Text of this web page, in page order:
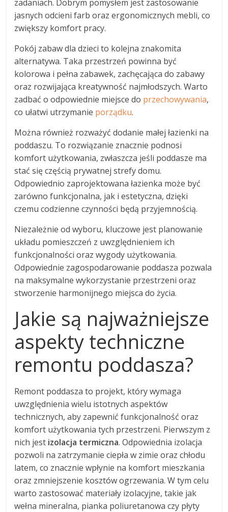
zadaniach. Dobrym pomysłem jest zastosowanie
jasnych odcieni farb oraz ergonomicznych mebli, co
zwiększy komfort pracy.
Pokój zabaw dla dzieci to kolejna znakomita
alternatywa. Taka przestrzeń powinna być
kolorowa i pełna zabawek, zachęcająca do zabawy
oraz rozwijająca kreatywność najmłodszych. Warto
zadbać o odpowiednie miejsce do przechowywania,
co ułatwi utrzymanie porządku.
Można również rozważyć dodanie małej łazienki na
poddaszu. To rozwiązanie znacznie podnosi
komfort użytkowania, zwłaszcza jeśli poddasze ma
stać się częścią prywatnej strefy domu.
Odpowiednio zaprojektowana łazienka może być
zarówno funkcjonalna, jak i estetyczna, dzięki
czemu codzienne czynności będą przyjemnością.
Niezależnie od wyboru, kluczowe jest planowanie
układu pomieszczeń z uwzględnieniem ich
funkcjonalności oraz wygody użytkowania.
Odpowiednie zagospodarowanie poddasza pozwala
na maksymalne wykorzystanie przestrzeni oraz
stworzenie harmonijnego miejsca do życia.
Jakie są najważniejsze
aspekty techniczne
remontu poddasza?
Remont poddasza to projekt, który wymaga
uwzględnienia wielu istotnych aspektów
technicznych, aby zapewnić funkcjonalność oraz
komfort użytkowania tych przestrzeni. Pierwszym z
nich jest izolacja termiczna. Odpowiednia izolacja
pozwoli na zatrzymanie ciepła w zimie oraz chłodu
latem, co znacznie wpłynie na komfort mieszkania
oraz zmniejszenie kosztów ogrzewania. W tym celu
warto zastosować materiały izolacyjne, takie jak
wełna mineralna, pianka poliuretanowa czy płyty